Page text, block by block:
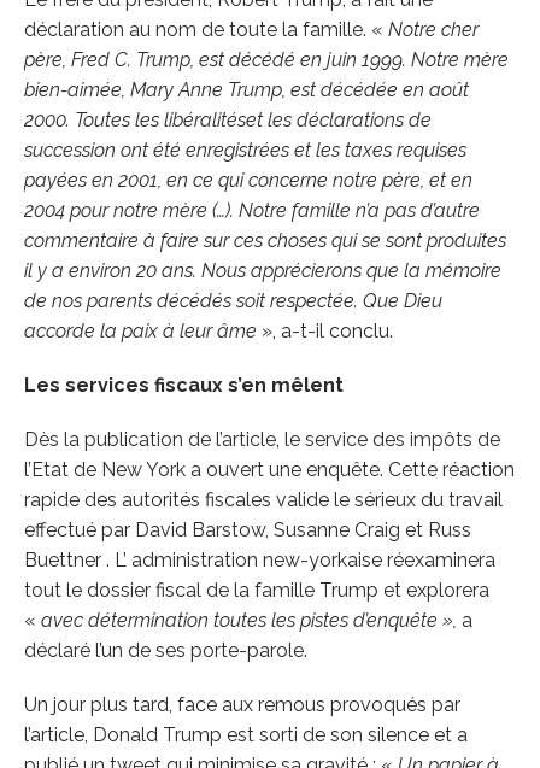
déclaration au nom de toute la famille. « Notre cher
père, Fred C. Trump, est décédé en juin 1999. Notre mère
bien-aimée, Mary Anne Trump, est décédée en août
2000. Toutes les libéralitéset les déclarations de
succession ont été enregistrées et les taxes requises
payées en 2001, en ce qui concerne notre père, et en
2004 pour notre mère (…). Notre famille n’a pas d’autre
commentaire à faire sur ces choses qui se sont produites
il y a environ20 ans. Nous apprécierons que la mémoire
de nos parents décédés soit respectée. Que Dieu
accorde la paix à leur âme », a-t-il conclu.
Les services fiscaux s’en mêlent
Dès la publication de l’article, le service des impôts de
l’Etat de New York a ouvert une enquête. Cette réaction
rapide des autorités fiscales valide le sérieux du travail
effectué par David Barstow, Susanne Craig et Russ
Buettner . L’ administration new-yorkaise réexaminera
tout le dossier fiscal de la famille Trump et explorera
« avec détermination toutes les pistes d’enquête », a
déclaré l’un de ses porte-parole.
Un jour plus tard, face aux remous provoqués par
l’article, Donald Trump est sorti de son silence et a